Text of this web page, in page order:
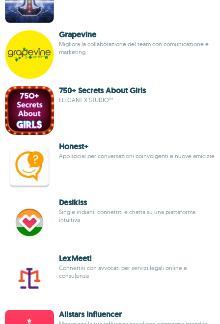
Grapevine
Migliora la collaborazione del team con comunicazione e
marketing
750+ Secrets About Girls
ELEGANT X STUDIO™
Honest+
App social per conversazioni coinvolgenti e nuove amicizie
Desikiss
Single indiani: connettiti e chatta su una piattaforma
intuitiva
LexMeet!
Connettiti con avvocati per servizi legali online e
consulenza
Allstars Influencer